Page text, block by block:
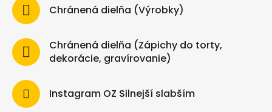
Chránená dielňa (Výrobky)
Chránená dielňa (Zápichy do torty,
dekorácie, gravírovanie)
Instagram OZ Silnejší slabším